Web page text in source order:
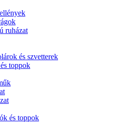
ruházat
és szvetterek
toppok
és toppok